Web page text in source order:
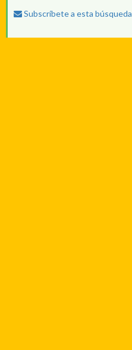
Subscríbete a esta